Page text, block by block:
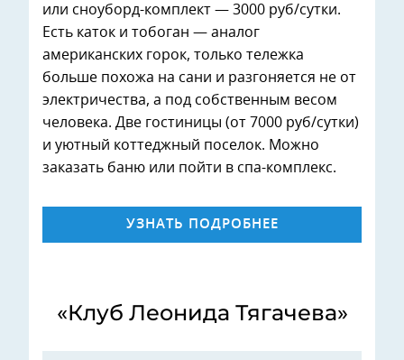
или сноуборд-комплект — 3000 руб/сутки.
Есть каток и тобоган — аналог
американских горок, только тележка
больше похожа на сани и разгоняется не от
электричества, а под собственным весом
человека. Две гостиницы (от 7000 руб/сутки)
и уютный коттеджный поселок. Можно
заказать баню или пойти в спа-комплекс.
УЗНАТЬ ПОДРОБНЕЕ
«Клуб Леонида Тягачева»